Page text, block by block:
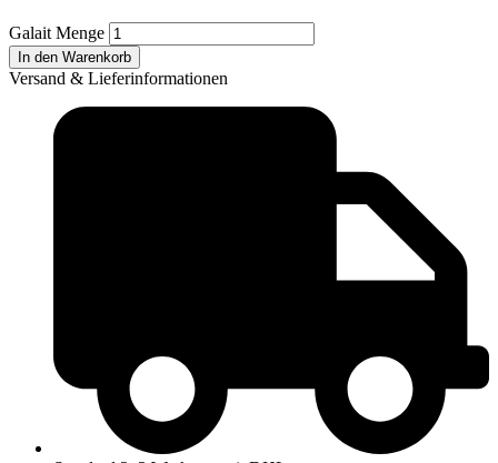
Galait Menge
In den Warenkorb
Versand & Lieferinformationen